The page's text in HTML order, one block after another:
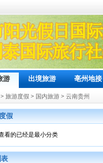
游 出境旅游 亳州地接
> 旅游度假 > 国内旅游 > 云南贵州
假
看的已经是最小分类